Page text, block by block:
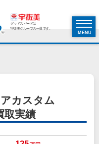
グッドスピードは
宇佐美グループの一員です。
MENU
カスタム
取実績